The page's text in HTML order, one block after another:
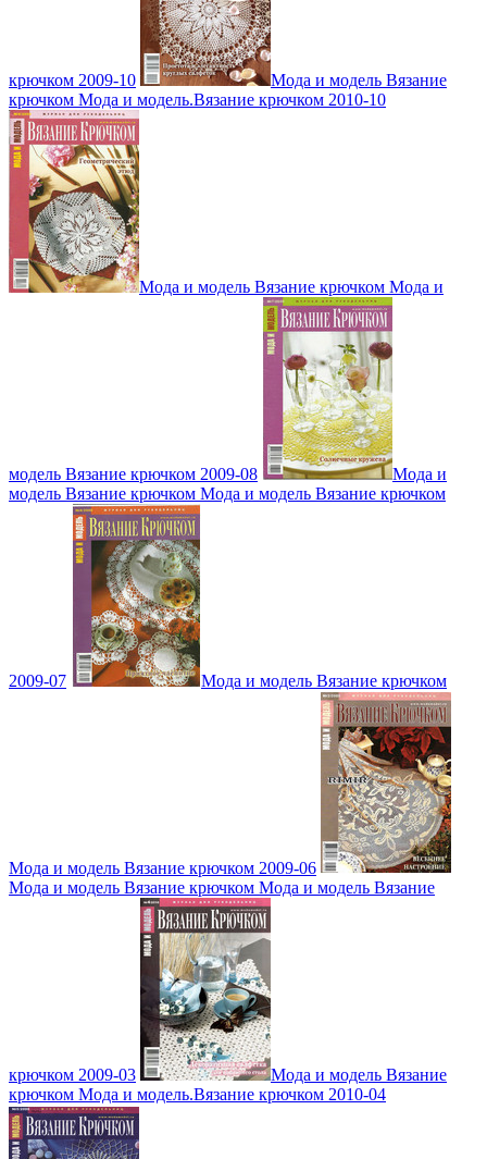
крючком 2009-10
Мода и модель Вязание
крючком Мода и модель.Вязание крючком 2010-10
Мода и модель Вязание крючком Мода и
модель Вязание крючком 2009-08
Мода и
модель Вязание крючком Мода и модель Вязание крючком
2009-07 Мода и модель Вязание крючком
Мода и модель Вязание крючком 2009-06
Мода и модель Вязание крючком Мода и модель Вязание
крючком 2009-03
Мода и модель Вязание
крючком Мода и модель.Вязание крючком 2010-04